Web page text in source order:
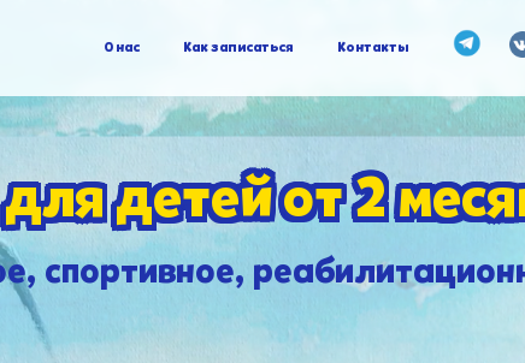
О нас Как записаться Контакты
детей от 2
спортивное,